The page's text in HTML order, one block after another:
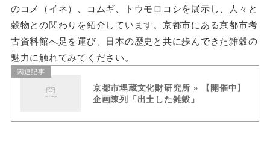
のコメ（イネ）、コムギ、トウモロコシを展示し、人々と
穀物との関わりを紹介しています。京都市にある京都市考
古資料館へ足を運び、日本の歴史と共に歩んできた雑穀の
魅力に触れてみてください。
関連記事
京都市埋蔵文化財研究所 » 【開催中】
企画陳列「出土した雑穀」